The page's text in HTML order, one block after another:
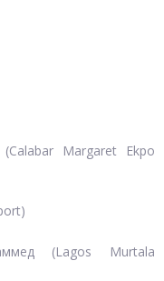
Margaret Ekpo
(Lagos Murtala